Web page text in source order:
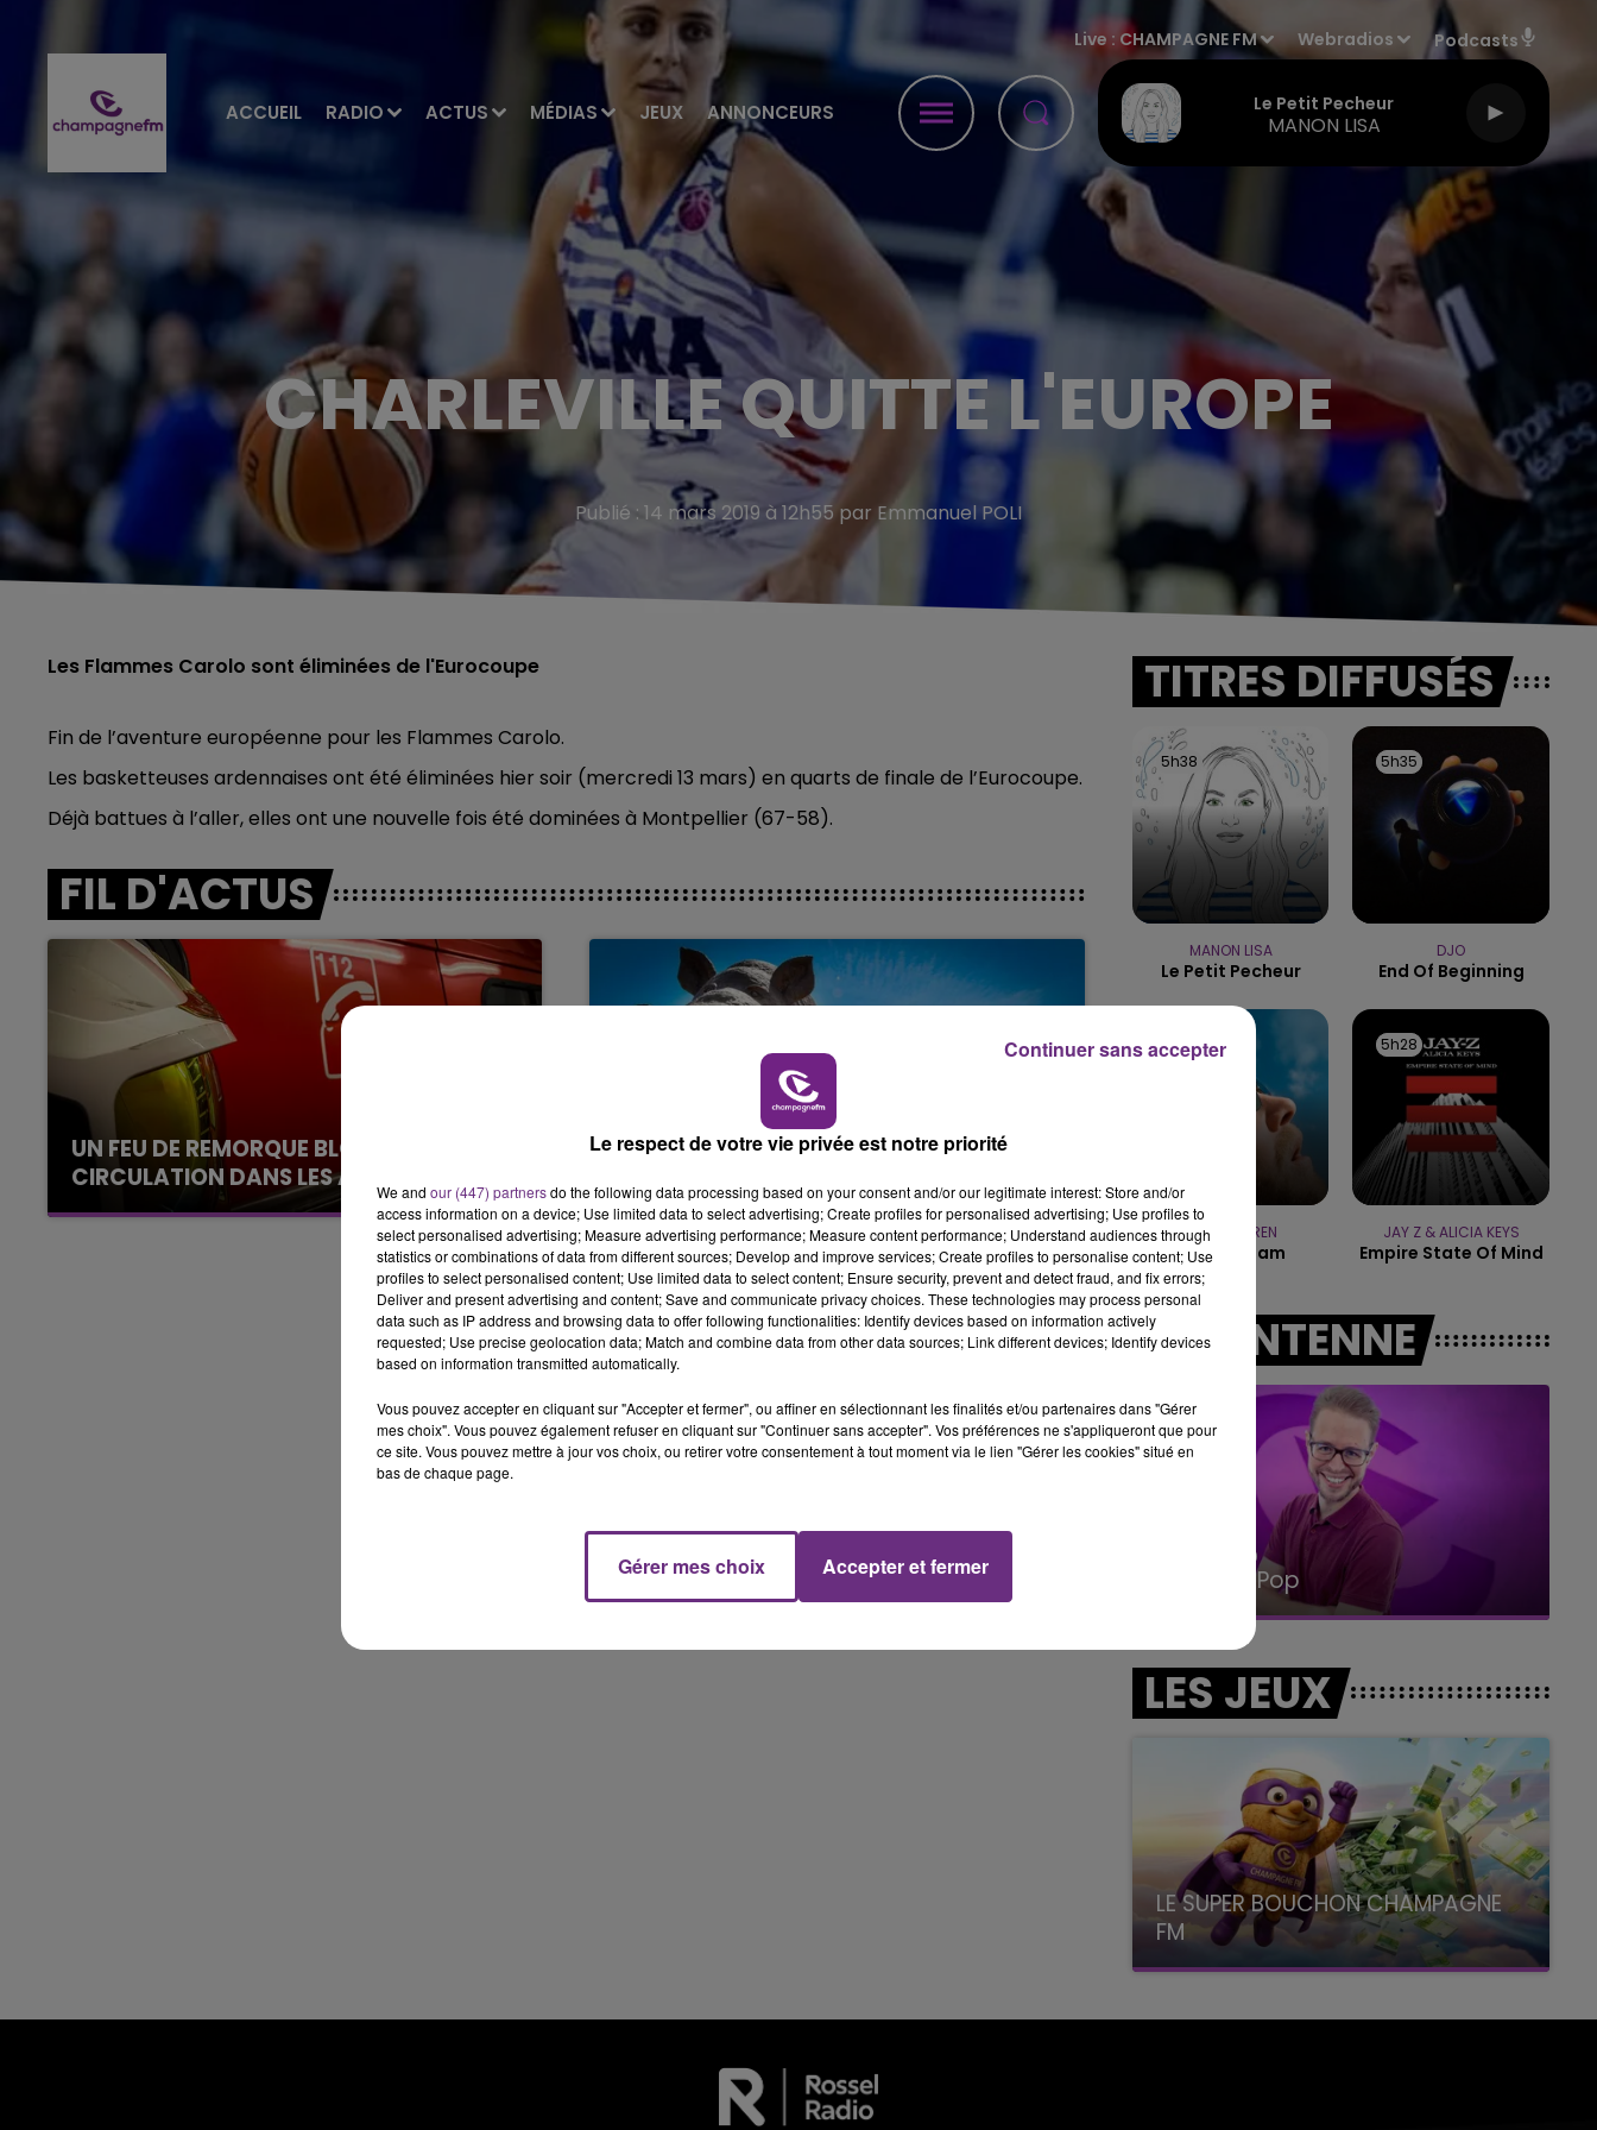
ACCUEIL RADIO ACTUS MÉDIAS JEUX ANNONCEURS
Live : CHAMPAGNE FM Webradios Podcasts
Le Petit Pecheur
MANON LISA
5h00 - 6h00
LE BEST OF DE LA FAMILLE
10h00 - 14h00
LE TICKET DE CAISSE
CHARLEVILLE QUITTE L'EUROPE
Publié : 14 mars 2019 à 12h55 par Emmanuel POLI
Les Flammes Carolo sont éliminées de l'Eurocoupe
Fin de l’aventure européenne pour les Flammes Carolo.
Les basketteuses ardennaises ont été éliminées hier soir (mercredi 13 mars) en quarts de finale de l’Eurocoupe.
Déjà battues à l’aller, elles ont une nouvelle fois été dominées à Montpellier (67-58).
FIL D'ACTUS
UN FEU DE REMORQUE BLOQUE LA
CIRCULATION DANS LES ARDENNES
Un feu de remorque s'est déclaré ce mercredi
VENEZ FÊTER CE WEEK-END
Ce samedi 8 août sera un grand jour :
l'anniversaire du plus gros sanglier du monde.
Une fête est donc organisée et vous êtes tous
conviés !
TITRES DIFFUSÉS
5h38
5h38
MANON LISA
Le Petit Pecheur
5h35
5h35
DJO
End Of Beginning
5h33
5h33
ALEX WARREN
Fever Dream
5h28
5h28
JAY Z & ALICIA KEYS
Empire State Of Mind
A L'ANTENNE
14h00 - 15h00
La Radio Pop
15h00 - 19h00
Le Club Champagne FM
LES JEUX
LE SUPER BOUCHON CHAMPAGNE
FM
avec La Famille Champagne FM, à 8H10
Le respect de votre vie privée est notre priorité
We and our (447) partnersdo the following data processing based on your consent and/or our legitimate interest: Store and/or
access information on a device; Use limited data to select advertising; Create profiles for personalised advertising; Use profiles to
select personalised advertising; Measure advertising performance; Measure content performance; Understand audiences through
statistics or combinations of data from different sources; Develop and improve services; Create profiles to personalise content; Use
profiles to select personalised content; Use limited data to select content; Ensure security, prevent and detect fraud, and fix errors;
Deliver and present advertising and content; Save and communicate privacy choices. These technologies may process personal
data such as IP address and browsing data to offer following functionalities: Identify devices based on information actively
requested; Use precise geolocation data; Match and combine data from other data sources; Link different devices; Identify devices
based on information transmitted automatically.
Vous pouvez accepter en cliquant sur "Accepter et fermer", ou affiner en sélectionnant les finalités et/ou partenaires dans "Gérer
mes choix". Vous pouvez également refuser en cliquant sur "Continuer sans accepter". Vos préférences ne s'appliqueront que pour
ce site. Vous pouvez mettre à jour vos choix, ou retirer votre consentement à tout moment via le lien "Gérer les cookies" situé en
bas de chaque page.
Gérer mes choix Accepter et fermer
Continuer sans accepter